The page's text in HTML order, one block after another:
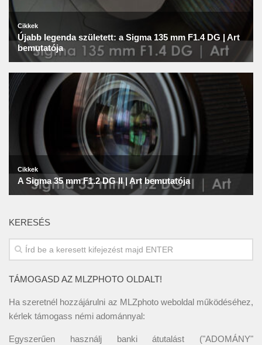
KERESÉS
TÁMOGASD AZ MLZPHOTO OLDALT!
Ha szeretnél hozzájárulni az MLZphoto weboldal működéséhez,
kérlek támogass némi adománnyal:
Egyszerűen használj banki átutalást ("ADOMÁNY"